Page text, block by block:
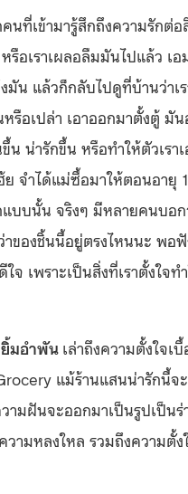
คนที่เข้ามารู้สึกถึงความรักต่อ
รือเราเผลอลืมมันไปแล้ว เ
น แล้วก็กลับไปดูที่บ้านว่าเ
หรือเปล่า เอาออกมาตั้งตู้ มั
น น่ารักขึ้น หรือทำให้ตัวเรา
ย จำได้แม่ซื้อมาให้ตอนอายุ
แบบนั้น จริงๆ มีหลายคนบอก
ของชิ้นนี้อยู่ตรงไหนนะ พอฟั
จ เพราะเป็นสิ่งที่เราตั้งใจท
มอำพัน เล่าถึงความตั้งใจเ
แม้ร้านแสนน่ารักนี้จ
ามฝันจะออกมาเป็นรูปเป็นร่
ามหลงใหล รวมถึงความตั้ง